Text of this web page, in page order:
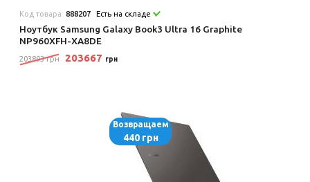
Код товара:888207 Есть на складе
Ноутбук Samsung Galaxy Book3 Ultra 16 Graphite
NP960XFH-XA8DE
203893 грн 203667 грн
Возвращаем
440 грн